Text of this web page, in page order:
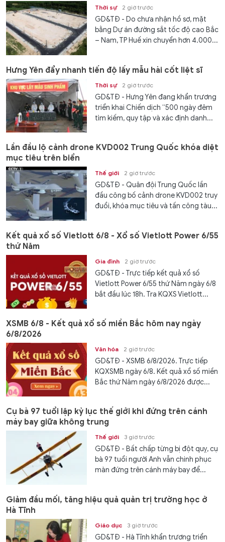
Thời sự 2 giờ trước
GD&TĐ - Do chưa nhận hồ sơ, mặt
bằng Dự án đường sắt tốc độ cao Bắc
– Nam, TP Huế xin chuyển hơn 4.000...
Hưng Yên đẩy nhanh tiến độ lấy mẫu hài cốt liệt sĩ
Thời sự 2 giờ trước
GD&TĐ - Hưng Yên đang khẩn trương
triển khai Chiến dịch “500 ngày đêm
tìm kiếm, quy tập và xác định danh...
Lần đầu lộ cảnh drone KVD002 Trung Quốc khóa diệt
mục tiêu trên biển
Thế giới 2 giờ trước
GD&TĐ - Quân đội Trung Quốc lần
đầu công bố cảnh drone KVD002 truy
đuổi, khóa mục tiêu và tấn công tàu...
Kết quả xổ số Vietlott 6/8 - Xổ số Vietlott Power 6/55
thứ Năm
Gia đình 2 giờ trước
GD&TĐ - Trực tiếp kết quả xổ số
Vietlott Power 6/55 thứ Năm ngày 6/8
bắt đầu lúc 18h. Tra KQXS Vietlott...
XSMB 6/8 - Kết quả xổ số miền Bắc hôm nay ngày
6/8/2026
Văn hóa 2 giờ trước
GD&TĐ - XSMB 6/8/2026. Trực tiếp
KQXSMB ngày 6/8. Kết quả xổ số miền
Bắc thứ Năm ngày 6/8/2026 được...
Cụ bà 97 tuổi lập kỷ lục thế giới khi đứng trên cánh
máy bay giữa không trung
Thế giới 3 giờ trước
GD&TĐ - Bất chấp từng bị đột quỵ, cụ
bà 97 tuổi người Anh vẫn chinh phục
màn đứng trên cánh máy bay để...
Giảm đầu mối, tăng hiệu quả quản trị trường học ở
Hà Tĩnh
Giáo dục 3 giờ trước
GD&TĐ - Hà Tĩnh khẩn trương triển